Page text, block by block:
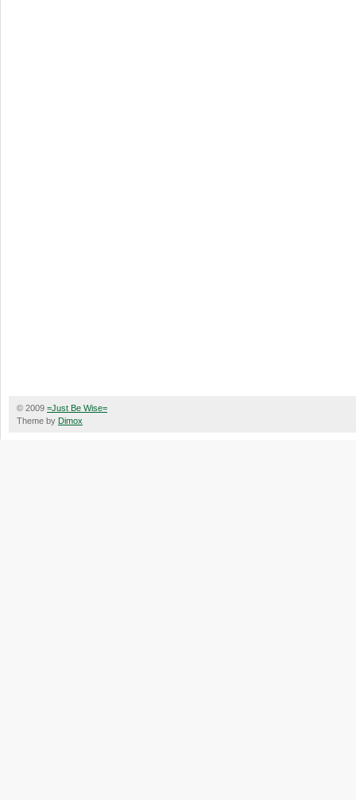
© 2009 =Just Be Wise=
Theme by Dimox